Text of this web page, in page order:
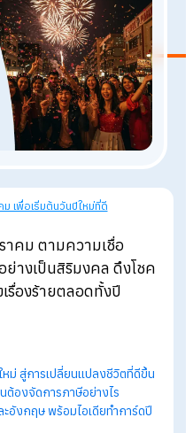
อัพเดทเทรนความรู้ทั่วไป
ราคม เพื่อเริ่มต้นวันปีใหม่ที่ดี
กราคม ตามความเชื่อ